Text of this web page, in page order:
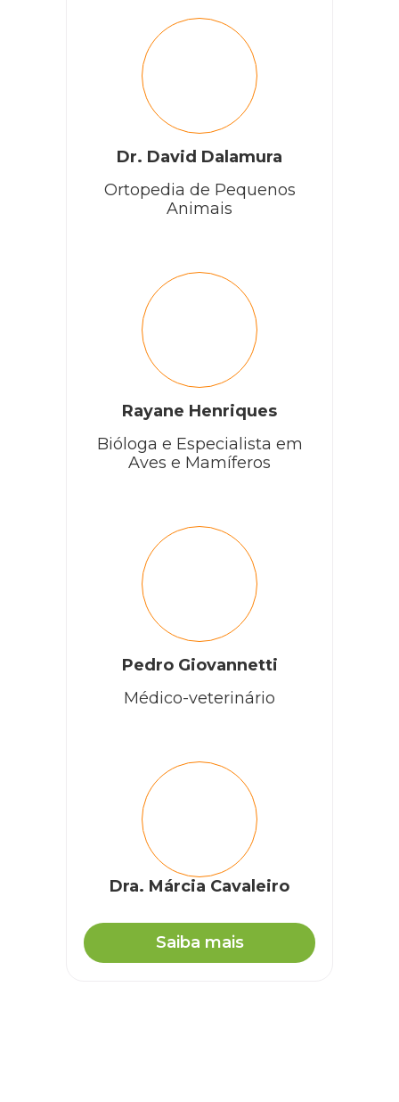
Dr. David Dalamura
Ortopedia de Pequenos
Animais
Rayane Henriques
Bióloga e Especialista em
Aves e Mamíferos
Pedro Giovannetti
Médico-veterinário
Dra. Márcia Cavaleiro
Saiba mais